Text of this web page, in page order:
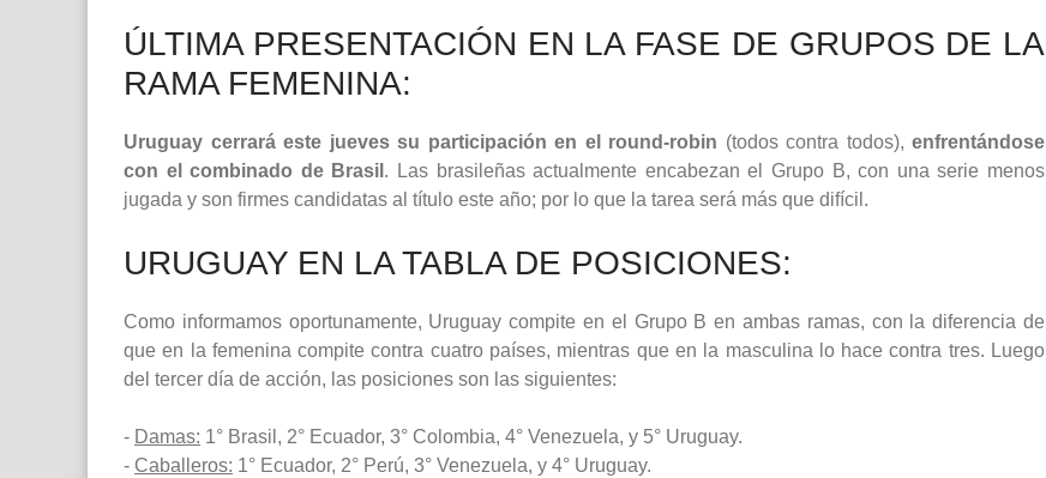
ÚLTIMA PRESENTACIÓN EN LA FASE DE GRUPOS DE LA
RAMA FEMENINA:
Uruguay cerrará este jueves su participación en el round-robin (todos contra todos), enfrentándose
con el combinado de Brasil . Las brasileñas actualmente encabezan el Grupo B, con una serie menos
jugada y son firmes candidatas al título este año; por lo que la tarea será más que difícil.
URUGUAY EN LA TABLA DE POSICIONES:
Como informamos oportunamente, Uruguay compite en el Grupo B en ambas ramas, con la diferencia de
que en la femenina compite contra cuatro países, mientras que en la masculina lo hace contra tres. Luego
del tercer día de acción, las posiciones son las siguientes:
- Damas: 1° Brasil, 2° Ecuador, 3° Colombia, 4° Venezuela, y 5° Uruguay.
- Caballeros: 1° Ecuador, 2° Perú, 3° Venezuela, y 4° Uruguay.